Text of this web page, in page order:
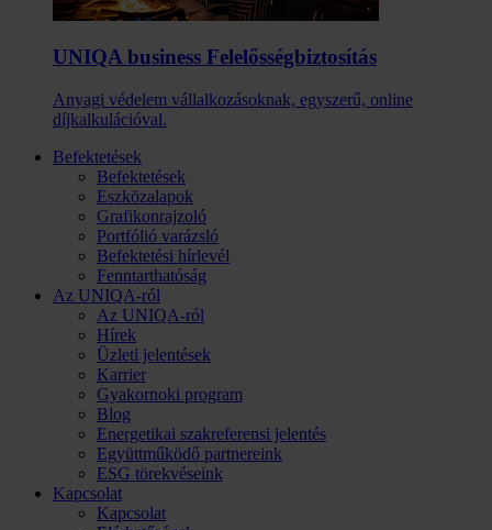
UNIQA business Felelősség­biztosítás
Anyagi védelem vállalkozásoknak, egyszerű, online
díjkalkulációval.
Befektetések
Befektetések
Eszközalapok
Grafikonrajzoló
Portfólió varázsló
Befektetési hírlevél
Fenntarthatóság
Az UNIQA-ról
Az UNIQA-ról
Hírek
Üzleti jelentések
Karrier
Gyakornoki program
Blog
Energetikai szakreferensi jelentés
Együttműködő partnereink
ESG törekvéseink
Kapcsolat
Kapcsolat